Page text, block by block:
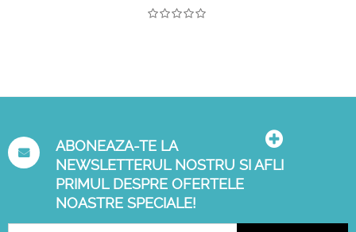
ABONEAZA-TE LA
NEWSLETTERUL NOSTRU SI AFLI
PRIMUL DESPRE OFERTELE
NOASTRE SPECIALE!